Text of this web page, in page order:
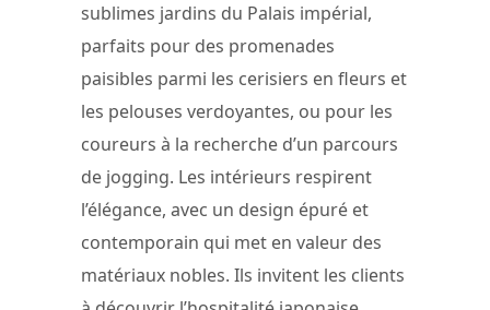
sublimes jardins du Palais impérial,
parfaits pour des promenades
paisibles parmi les cerisiers en fleurs et
les pelouses verdoyantes, ou pour les
coureurs à la recherche d’un parcours
de jogging. Les intérieurs respirent
l’élégance, avec un design épuré et
contemporain qui met en valeur des
matériaux nobles. Ils invitent les clients